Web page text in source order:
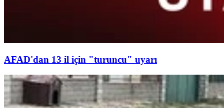
AFAD'dan 13 il için "turuncu" uyarı